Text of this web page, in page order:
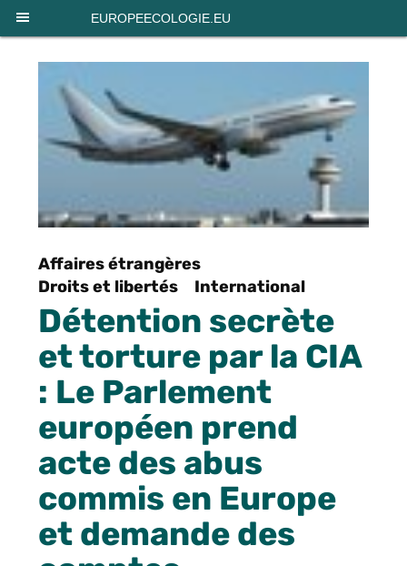
EUROPEECOLOGIE.EU
Affaires étrangères
Droits et libertés
International
Détention secrète
et torture par la CIA
: Le Parlement
européen prend
acte des abus
commis en Europe
et demande des